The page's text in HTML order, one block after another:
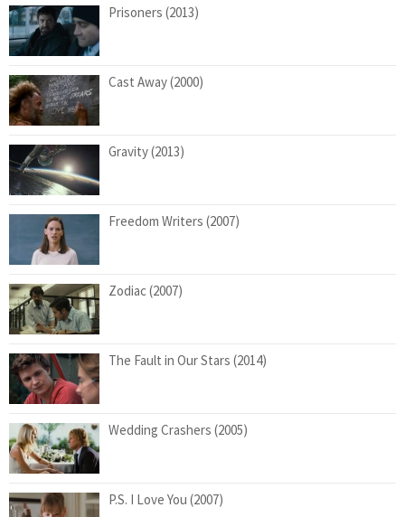
Prisoners (2013)
Cast Away (2000)
Gravity (2013)
Freedom Writers (2007)
Zodiac (2007)
The Fault in Our Stars (2014)
Wedding Crashers (2005)
P.S. I Love You (2007)